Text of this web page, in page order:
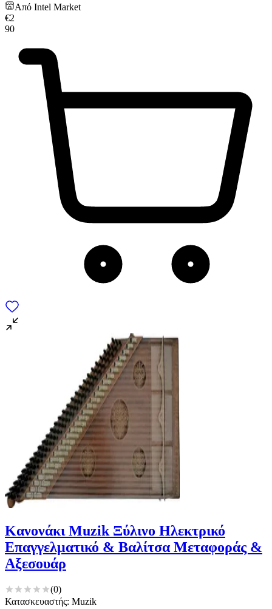
Από Intel Market
€2
90
Κανονάκι Muzik Ξύλινο Ηλεκτρικό
Επαγγελματικό & Βαλίτσα Μεταφοράς &
Αξεσουάρ
(0)
Κατασκευαστής: Muzik